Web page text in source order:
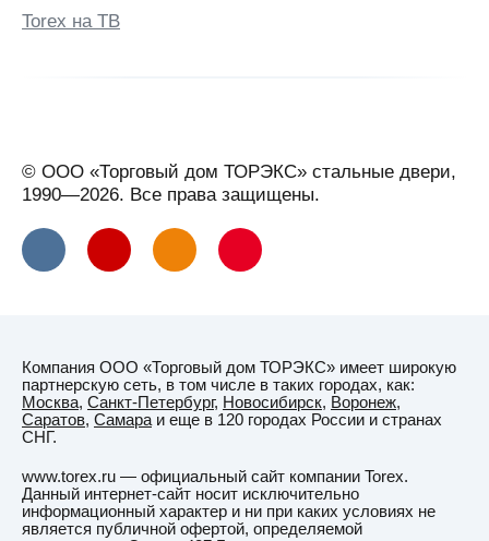
Torex на ТВ
© ООО «Торговый дом ТОРЭКС» стальные двери,
1990—2026. Все права защищены.
Компания ООО «Торговый дом ТОРЭКС» имеет широкую
партнерскую сеть, в том числе в таких городах, как:
Москва, Санкт-Петербург, Новосибирск, Воронеж,
Саратов, Самараи еще в 120 городах России и странах
СНГ.
www.torex.ru — официальный сайт компании Torex.
Данный интернет-сайт носит исключительно
информационный характер и ни при каких условиях не
является публичной офертой, определяемой